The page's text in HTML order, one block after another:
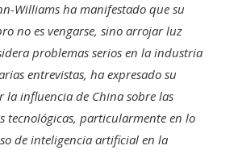
Williams ha manifestado que su
no es vengarse, sino arrojar luz
problemas serios en la industria
entrevistas, ha expresado su
la influencia de China sobre las
tecnológicas, particularmente en lo
de inteligencia artificial en la